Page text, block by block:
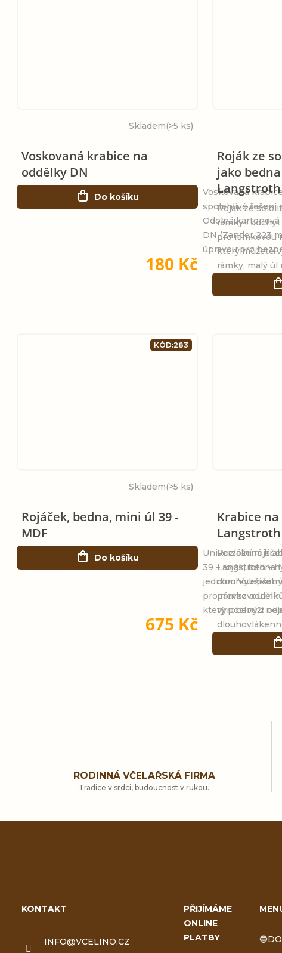
Voskovaná krabice na
oddělky DN
Skladem(>5 ks)
180 Kč
Do košíku
Voskovaná
spolehlivé řešení
Odolná
DN (Zander 223
úpravou pro
Roják ze
jako
Langstroth
Roják ze
rámky i
pro rámkovou
který můžete
rámky, malý úl
Rojáček, bedna, mini úl 39 -
MDF
Skladem(>5 ks)
675 Kč
Do košíku
Univerzální
39 – roják, bedna
jednom
pro rámkovou
který poslouží
KÓD:283
Krabice
Rozložená
Langstroth –
dlouhou
převoz
vyrobený z
RODINNÁ VČELAŘSKÁ FIRMA
Tradice v srdci, budoucnost v rukou.
KONTAKT
INFO@VCELINO.CZ
PŘIJÍMÁME
ONLINE
PLATBY